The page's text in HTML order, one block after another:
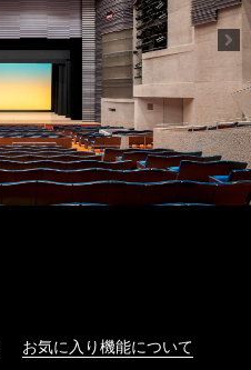
お気に入り機能について